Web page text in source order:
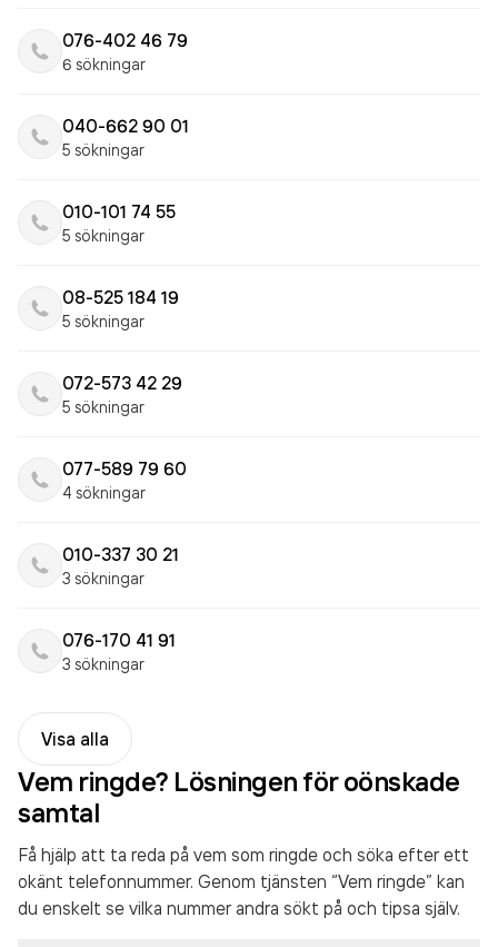
076-402 46 79
6 sökningar
040-662 90 01
5 sökningar
010-101 74 55
5 sökningar
08-525 184 19
5 sökningar
072-573 42 29
5 sökningar
077-589 79 60
4 sökningar
010-337 30 21
3 sökningar
076-170 41 91
3 sökningar
Visa alla
Vem ringde? Lösningen för oönskade
samtal
Få hjälp att ta reda på vem som ringde och söka efter ett
okänt telefonnummer. Genom tjänsten “Vem ringde” kan
du enskelt se vilka nummer andra sökt på och tipsa själv.